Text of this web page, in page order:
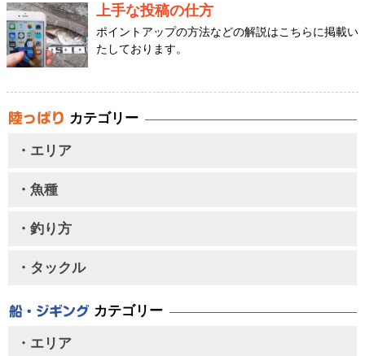
上手な投稿の仕方
ポイントアップの方法などの解説はこちらに掲載い
たしております。
カテゴリー
・エリア
・魚種
・釣り方
・タックル
カテゴリー
・エリア